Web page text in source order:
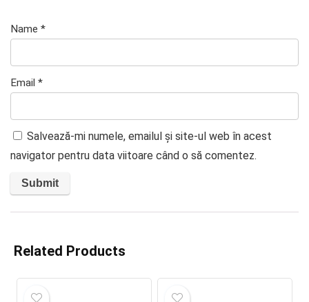
Name *
Email *
Salvează-mi numele, emailul și site-ul web în acest
navigator pentru data viitoare când o să comentez.
Related Products